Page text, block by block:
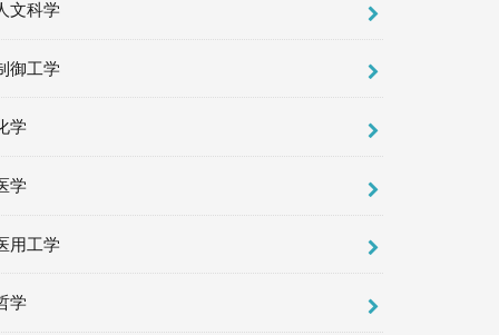
文科学
御工学
学
学
用工学
学